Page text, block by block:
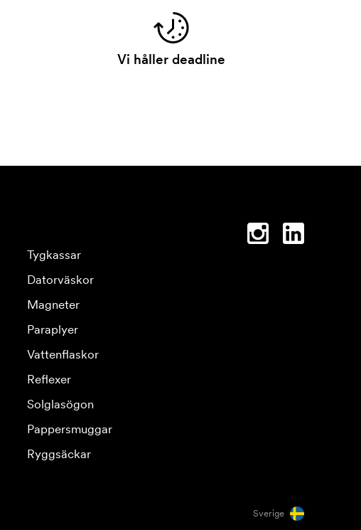
Vi håller deadline
Tygkassar
Datorväskor
Magneter
Paraplyer
Vattenflaskor
Reflexer
Solglasögon
Pappersmuggar
Ryggsäckar
Sverige